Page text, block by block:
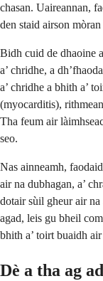
chasan. Uaireannan,
den staid airson
Bidh cuid de dhaoine
a’ chridhe, a
a’ chridhe a bhith a’
(myocarditis),
Tha feum air
seo.
Nas ainneamh,
air na dubhagan, a’
dotair sùil gheur air na
agad, leis gu bheil
bhith a’ toirt buaidh
Dè a tha ag